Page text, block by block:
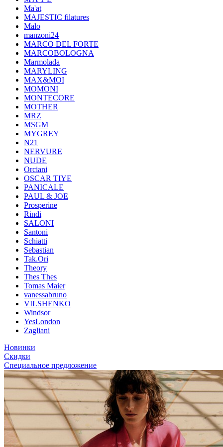
Ma'at
MAJESTIC filatures
Malo
manzoni24
MARCO DEL FORTE
MARCOBOLOGNA
Marmolada
MARYLING
MAX&MOI
MOMONI
MONTECORE
MOTHER
MRZ
MSGM
MYGREY
N21
NERVURE
NUDE
Orciani
OSCAR TIYE
PANICALE
PAUL & JOE
Prosperine
Rindi
SALONI
Santoni
Schiatti
Sebastian
Tak.Ori
Theory
Thes Thes
Tomas Maier
vanessabruno
VILSHENKO
Windsor
YesLondon
Zagliani
Новинки
Скидки
Специальное предложение